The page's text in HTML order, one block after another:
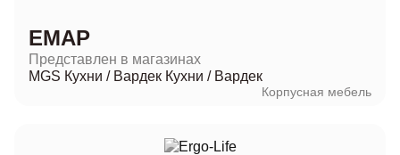
EMAP
Представлен в магазинах
MGS Кухни / Вардек Кухни / Вардек
Корпусная мебель